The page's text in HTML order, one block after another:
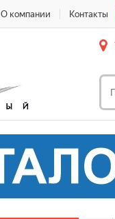
О компании Контакты